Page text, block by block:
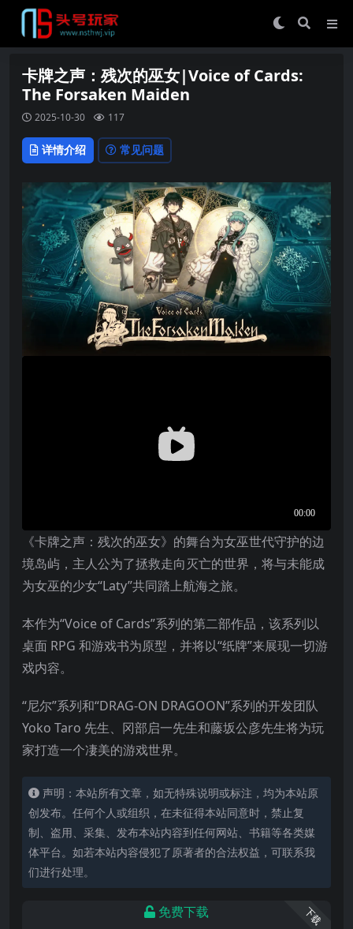
卡牌之声：残次的巫女|Voice of Cards:
The Forsaken Maiden
2025-10-30 117
详情介绍 常见问题
《卡牌之声：残次的巫女》的舞台为女巫世代守护的边
境岛屿，主人公为了拯救走向灭亡的世界，将与未能成
为女巫的少女“Laty”共同踏上航海之旅。
本作为“Voice of Cards”系列的第二部作品，该系列以
桌面 RPG 和游戏书为原型，并将以“纸牌”来展现一切游
戏内容。
“尼尔”系列和“DRAG-ON DRAGOON”系列的开发团队
Yoko Taro 先生、冈部启一先生和藤坂公彦先生将为玩
家打造一个凄美的游戏世界。
声明：本站所有文章，如无特殊说明或标注，均为本站原
创发布。任何个人或组织，在未征得本站同意时，禁止复
制、盗用、采集、发布本站内容到任何网站、书籍等各类媒
体平台。如若本站内容侵犯了原著者的合法权益，可联系我
们进行处理。
下载
免费下载